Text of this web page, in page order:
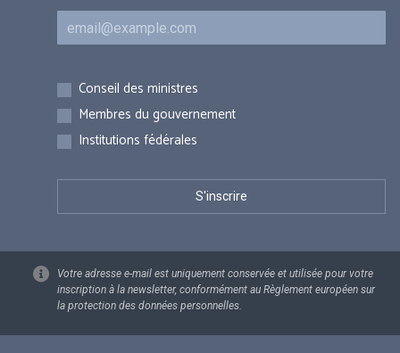
Courriel
Inscriptions
Conseil des ministres
Membres du gouvernement
Institutions fédérales
Votre adresse e-mail est uniquement conservée et utilisée pour votre
inscription à la newsletter, conformément au Règlement européen sur
la protection des données personnelles.